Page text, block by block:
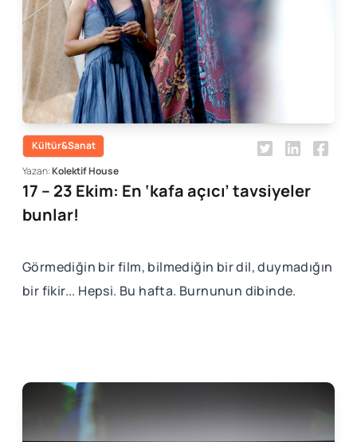
Kültür&Sanat
Yazan:Kolektif House
17 – 23 Ekim: En ‘kafa açıcı’ tavsiyeler
bunlar!
Görmediğin bir film, bilmediğin bir dil, duymadığın
bir fikir... Hepsi. Bu hafta. Burnunun dibinde.